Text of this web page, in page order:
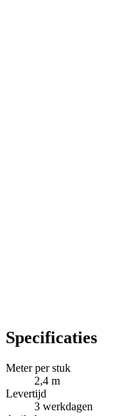
Specificaties
Meter per stuk
2,4 m
Levertijd
3 werkdagen